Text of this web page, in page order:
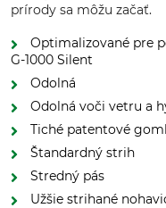
prírody sa môžu začať.
Optimalizované pre
G-1000 Silent
Odolná
Odolná voči vetru a
Tiché patentové
Štandardný strih
Stredný pás
Užšie strihané